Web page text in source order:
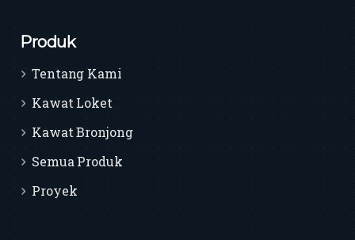
Produk
Tentang Kami
Kawat Loket
Kawat Bronjong
Semua Produk
Proyek